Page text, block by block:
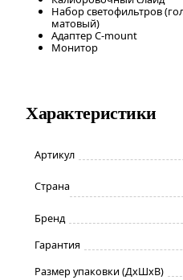
Набор светофильтров
матовый)
Адаптер C-mount
Монитор
Характеристики
Артикул
Страна
Бренд
Гарантия
Размер упаковки (ДxШxВ)